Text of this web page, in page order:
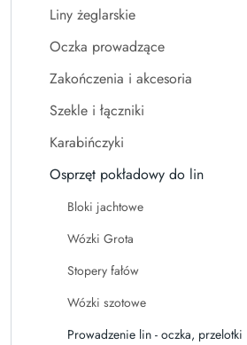
Liny żeglarskie
Oczka prowadzące
Zakończenia i akcesoria
Szekle i łączniki
Karabińczyki
Osprzęt pokładowy do lin
Bloki jachtowe
Wózki Grota
Stopery fałów
Wózki szotowe
Prowadzenie lin - oczka, przelotki